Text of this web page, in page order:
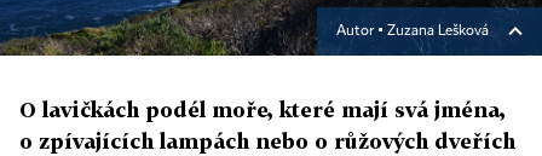
Autor ▪ Zuzana Lešková
O lavičkách podél moře, které mají svá jména,
o zpívajících lampách nebo o růžových dveřích